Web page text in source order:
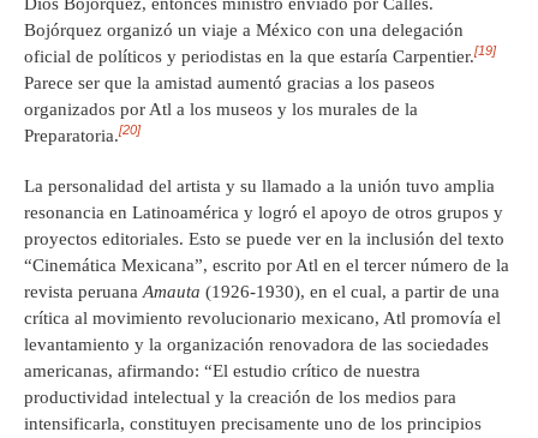
Bojórquez organizó un viaje a México con una delegación
oficial de políticos y periodistas en la que estaría Carpentier.[19]
Parece ser que la amistad aumentó gracias a los paseos
organizados por Atl a los museos y los murales de la
Preparatoria.[20]
La personalidad del artista y su llamado a la unión tuvo amplia
resonancia en Latinoamérica y logró el apoyo de otros grupos y
proyectos editoriales. Esto se puede ver en la inclusión del texto
“Cinemática Mexicana”, escrito por Atl en el tercer número de la
revista peruana Amauta (1926-1930), en el cual, a partir de una
crítica al movimiento revolucionario mexicano, Atl promovía el
levantamiento y la organización renovadora de las sociedades
americanas, afirmando: “El estudio crítico de nuestra
productividad intelectual y la creación de los medios para
intensificarla, constituyen precisamente uno de los principios